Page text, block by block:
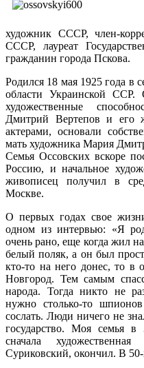
художник СССР, член-
СССР, лауреат
гражданин города Пскова.
Родился 18 мая 1925 года в
области Украинской ССР.
художественные
Дмитрий Вертепов и его
актерами, основали
мать художника Мария
Семья Оссовских вскоре
Россию, и начальное
живописец получил в
Москве.
О первых годах свое
одном из интервью: «Я
очень рано, еще когда жил
белый поляк, а он был
кто-то на него донес, то
Новгород. Тем самым
народа. Тогда никто не
нужно столько-то шпионов
сослать. Люди ничего не
государство. Моя семья
сначала
Суриковский, окончил. В 50-